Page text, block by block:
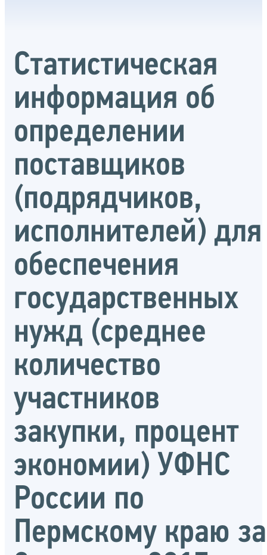
Статистическая
информация об
определении
поставщиков
(подрядчиков,
исполнителей) для
обеспечения
государственных
нужд (среднее
количество
участников
закупки, процент
экономии) УФНС
России по
Пермскому краю за